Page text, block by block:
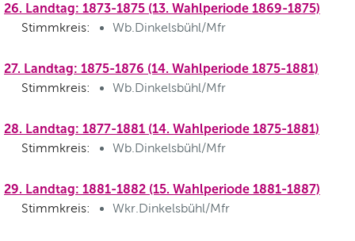
26. Landtag: 1873-1875 (13. Wahlperiode 1869-1875)
Stimmkreis: Wb.Dinkelsbühl/Mfr
27. Landtag: 1875-1876 (14. Wahlperiode 1875-1881)
Stimmkreis: Wb.Dinkelsbühl/Mfr
28. Landtag: 1877-1881 (14. Wahlperiode 1875-1881)
Stimmkreis: Wb.Dinkelsbühl/Mfr
29. Landtag: 1881-1882 (15. Wahlperiode 1881-1887)
Stimmkreis: Wkr.Dinkelsbühl/Mfr